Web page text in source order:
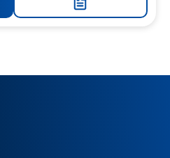
Zur
hinzufügen